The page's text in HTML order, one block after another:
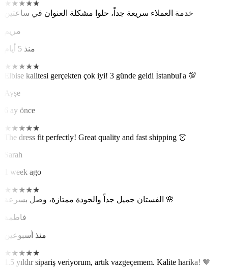
★ ★★★★
خدمة العملاء سريعة جداً، حلوا مشكلة العنوان في ساعتين
مريم
منذ 5 أيام
★ ★★★★
Elbise kalitesi gerçekten çok iyi! 3 günde geldi İstanbul'a 💯
Ayşe
6 ay önce
★ ★★★★
The dress fit perfectly! Great quality and fast shipping 👗
Sarah
1 week ago
★ ★★★★
الفستان جميل جداً والجودة ممتازة، وصل بسرعة 🌸
فاطمة
منذ أسبوعين
★ ★★★★
1.5 yıldır sipariş veriyorum, artık vazgeçemem. Kalite harika! 🖤